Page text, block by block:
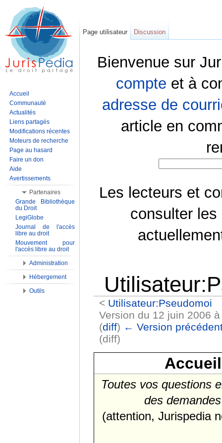
Bienvenue sur
compte et à
adresse de
article en
Les lecteurs et
consulter les
< Utilisateur:Pseudomoi
Version du 12 juin 2006
(diff) ← Version
(diff)
Toutes vos questions
des
(attention, Jurispedia
Page utilisateur Discussion
Accueil
Communauté
Actualités
Liens partagés
Modifications récentes
Moteurs de recherche
Page au hasard
Faire un don
Aide
Avertissements
Partenaires
Grande Bibliothèque
du Droit
LegiGlobe
Journal de l'accès
libre au droit
Mouvement pour
l'accès libre au droit
Administration
Hébergement
Outils